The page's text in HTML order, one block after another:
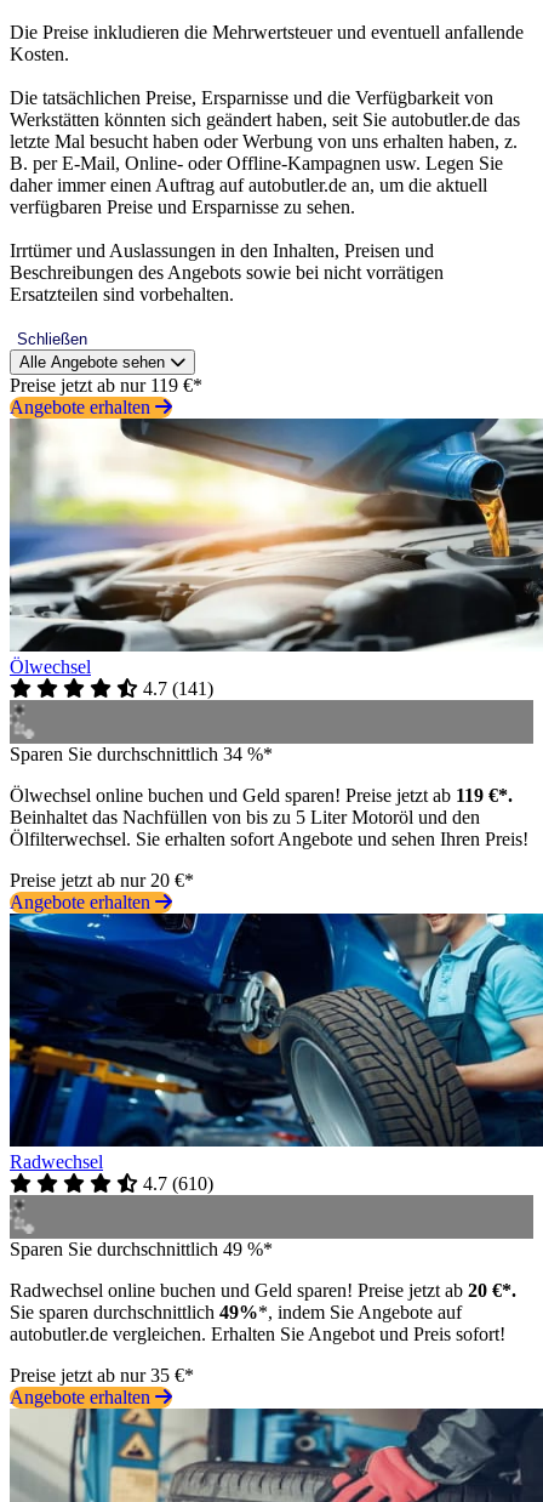
Die Preise inkludieren die Mehrwertsteuer und eventuell anfallende
Kosten.
Die tatsächlichen Preise, Ersparnisse und die Verfügbarkeit von
Werkstätten könnten sich geändert haben, seit Sie autobutler.de das
letzte Mal besucht haben oder Werbung von uns erhalten haben, z.
B. per E-Mail, Online- oder Offline-Kampagnen usw. Legen Sie
daher immer einen Auftrag auf autobutler.de an, um die aktuell
verfügbaren Preise und Ersparnisse zu sehen.
Irrtümer und Auslassungen in den Inhalten, Preisen und
Beschreibungen des Angebots sowie bei nicht vorrätigen
Ersatzteilen sind vorbehalten.
Schließen
Alle Angebote sehen
Preise jetzt ab nur 119 €*
Angebote erhalten
Ölwechsel
4.7 (141)
Sparen Sie durchschnittlich 34 %*
Ölwechsel online buchen und Geld sparen! Preise jetzt ab 119 €*.
Beinhaltet das Nachfüllen von bis zu 5 Liter Motoröl und den
Ölfilterwechsel. Sie erhalten sofort Angebote und sehen Ihren Preis!
Preise jetzt ab nur 20 €*
Angebote erhalten
Radwechsel
4.7 (610)
Sparen Sie durchschnittlich 49 %*
Radwechsel online buchen und Geld sparen! Preise jetzt ab 20 €*.
Sie sparen durchschnittlich 49%*, indem Sie Angebote auf
autobutler.de vergleichen. Erhalten Sie Angebot und Preis sofort!
Preise jetzt ab nur 35 €*
Angebote erhalten